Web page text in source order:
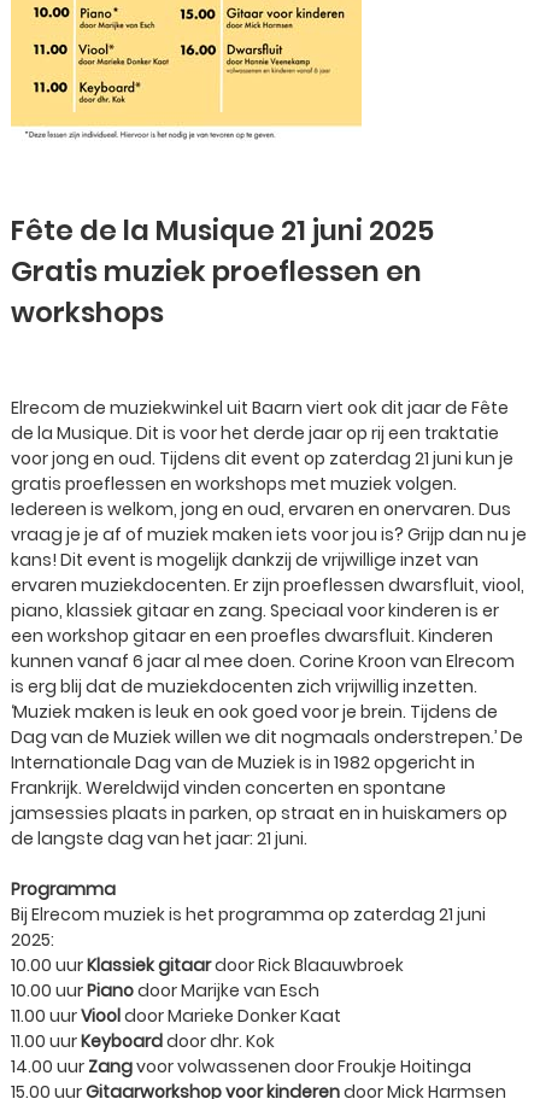
Fête de la Musique 21 juni 2025
Gratis muziek proeflessen en
workshops
Elrecom de muziekwinkel uit Baarn viert ook dit jaar de Fête
de la Musique. Dit is voor het derde jaar op rij een traktatie
voor jong en oud. Tijdens dit event op zaterdag 21 juni kun je
gratis proeflessen en workshops met muziek volgen.
Iedereen is welkom, jong en oud, ervaren en onervaren. Dus
vraag je je af of muziek maken iets voor jou is? Grijp dan nu je
kans! Dit event is mogelijk dankzij de vrijwillige inzet van
ervaren muziekdocenten. Er zijn proeflessen dwarsfluit, viool,
piano, klassiek gitaar en zang. Speciaal voor kinderen is er
een workshop gitaar en een proefles dwarsfluit. Kinderen
kunnen vanaf 6 jaar al mee doen. Corine Kroon van Elrecom
is erg blij dat de muziekdocenten zich vrijwillig inzetten.
‘Muziek maken is leuk en ook goed voor je brein. Tijdens de
Dag van de Muziek willen we dit nogmaals onderstrepen.’ De
Internationale Dag van de Muziek is in 1982 opgericht in
Frankrijk. Wereldwijd vinden concerten en spontane
jamsessies plaats in parken, op straat en in huiskamers op
de langste dag van het jaar: 21 juni.
Programma
Bij Elrecom muziek is het programma op zaterdag 21 juni
2025:
10.00 uurKlassiek gitaardoor Rick Blaauwbroek
10.00 uurPianodoor Marijke van Esch
11.00 uurViooldoor Marieke Donker Kaat
11.00 uurKeyboarddoor dhr. Kok
14.00 uur Zangvoor volwassenen door Froukje Hoitinga
15.00 uurGitaarworkshop voor kinderendoor Mick Harmsen